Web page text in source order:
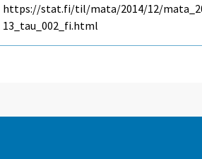
https://stat.fi/til/mata/2014/12/
13_tau_002_fi.html